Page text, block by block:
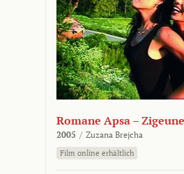
Romane Apsa –
2005 / Zuzana Brejcha
Film online erhältlich